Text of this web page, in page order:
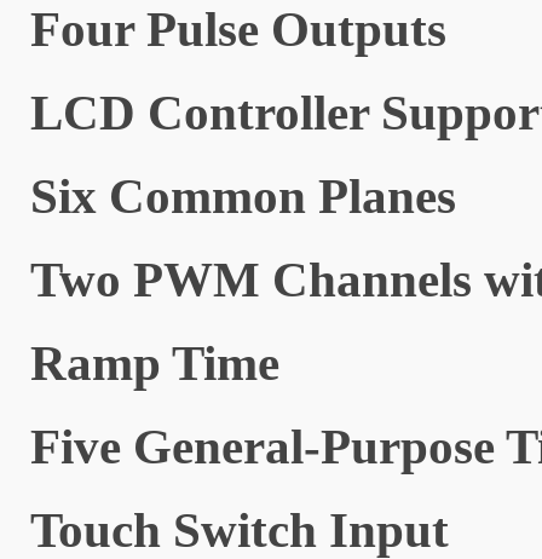
Four Pulse Outputs
LCD Controller
Six Common Planes
Two PWM Channels
Ramp Time
Five General-Purpose
Touch Switch Input